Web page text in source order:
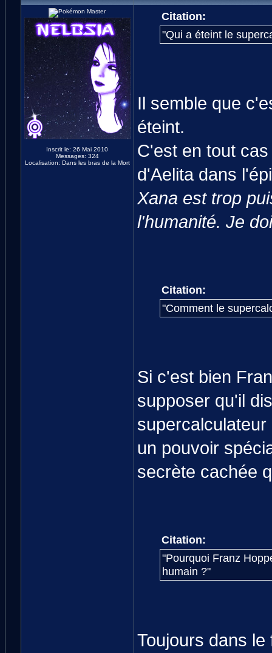
Inscrit le: 26 Mai 2010
Messages: 324
Localisation: Dans les bras de la Mort
Citation:
"Qui a éteint le
Il semble que
éteint.
C'est en tout
d'Aelita dans
Xana est trop
l'humanité. Je
Citation:
"Comment le
Si c'est bien
supposer qu'il
un pouvoir
secrète cachée
Citation:
"Pourquoi Franz
humain ?"
Toujours dans